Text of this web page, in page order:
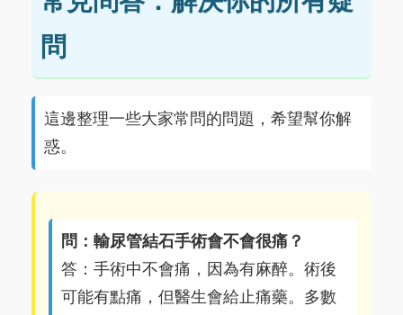
問
這邊整理一些大家常問的問題，希望幫你解
惑。
問：輸尿管結石手術會不會很痛？
答：手術中不會痛，因為有麻醉。術後
可能有點痛，但醫生會給止痛藥。多數